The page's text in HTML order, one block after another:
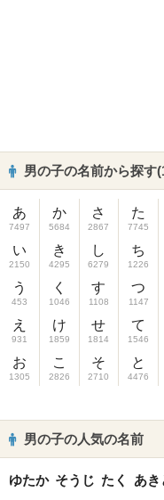
男の子の名前から探す
あ
7497
い
2150
う
453
え
931
お
1305
か
5684
き
4295
く
1046
け
1859
こ
2826
さ
2867
し
6279
す
1108
せ
1814
そ
2710
た
7745
ち
1226
つ
1147
て
1546
と
4476
男の子の人気の名前
ゆたか そうじ たく あき